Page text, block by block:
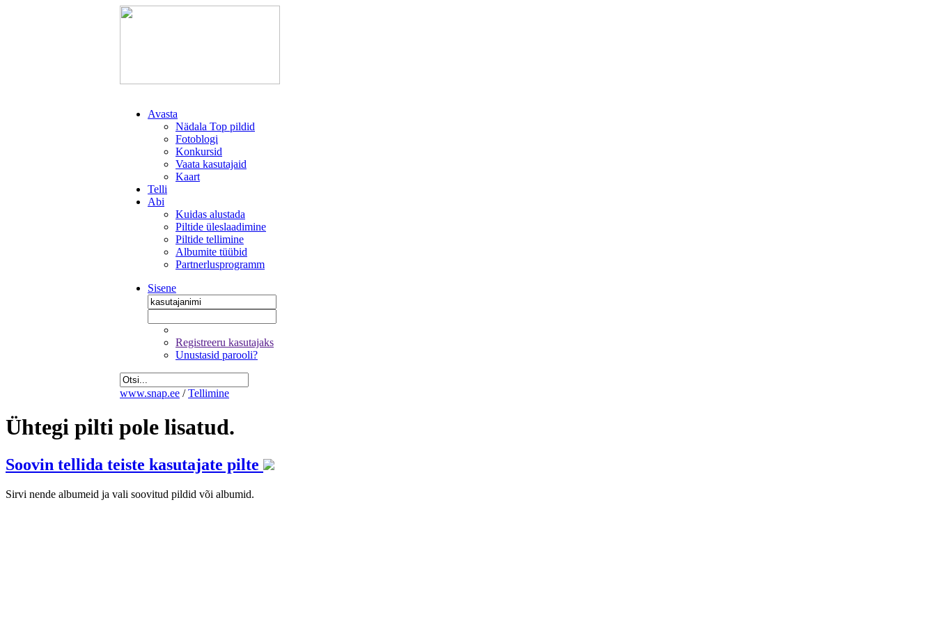
Avasta
Nädala Top pildid
Fotoblogi
Konkursid
Vaata kasutajaid
Kaart
Telli
Abi
Kuidas alustada
Piltide üleslaadimine
Piltide tellimine
Albumite tüübid
Partnerlusprogramm
Sisene
Registreeru kasutajaks
Unustasid parooli?
www.snap.ee / Tellimine
Ühtegi pilti pole lisatud.
Soovin tellida teiste kasutajate pilte
Sirvi nende albumeid ja vali soovitud pildid või albumid.